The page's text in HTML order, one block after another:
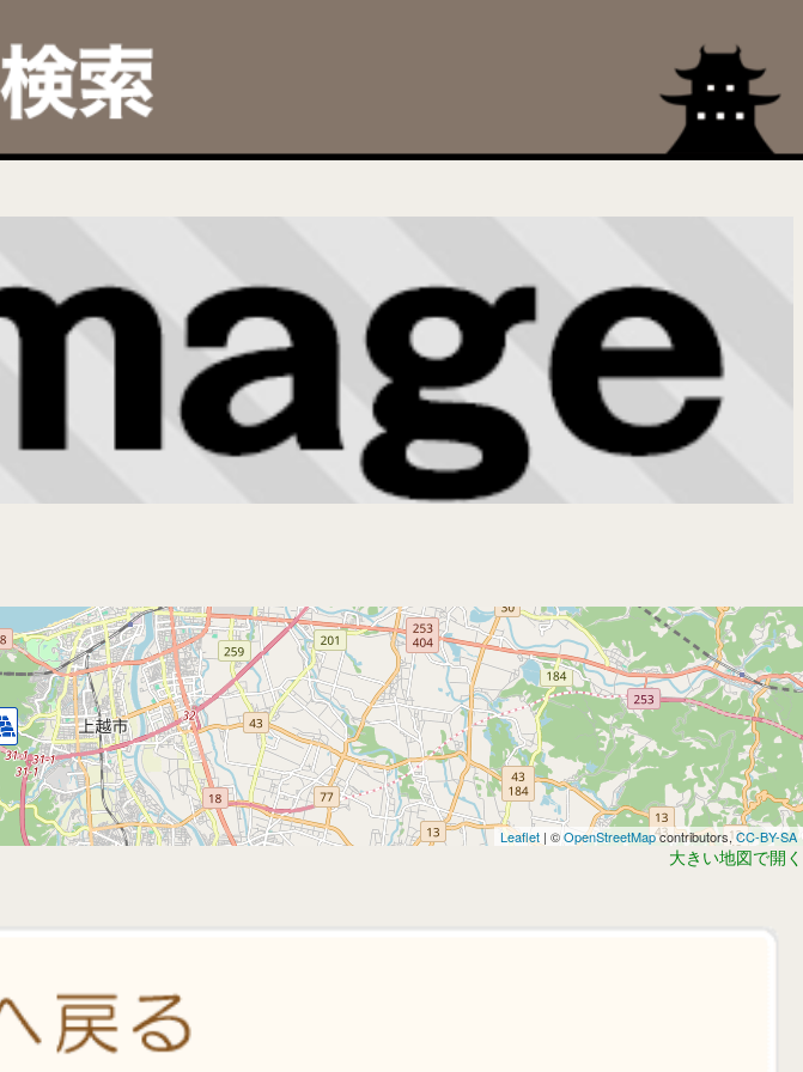
Leaflet | ©OpenStreetMapcontributors,CC-BY-SA
大きい地図で開く